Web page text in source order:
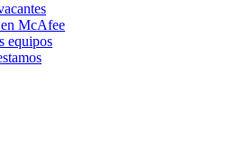
McAfee
equipos